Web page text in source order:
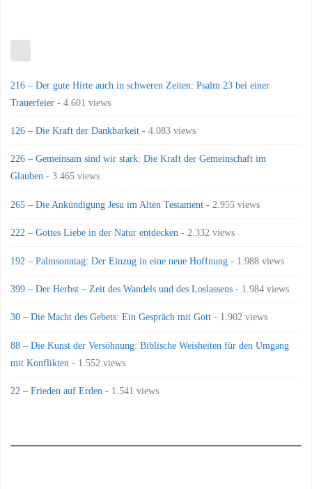
216 – Der gute Hirte auch in schweren Zeiten: Psalm 23 bei einer
Trauerfeier - 4.601 views
126 – Die Kraft der Dankbarkeit - 4.083 views
226 – Gemeinsam sind wir stark: Die Kraft der Gemeinschaft im
Glauben - 3.465 views
265 – Die Ankündigung Jesu im Alten Testament - 2.955 views
222 – Gottes Liebe in der Natur entdecken - 2.332 views
192 – Palmsonntag: Der Einzug in eine neue Hoffnung - 1.988 views
399 – Der Herbst – Zeit des Wandels und des Loslassens - 1.984 views
30 – Die Macht des Gebets: Ein Gespräch mit Gott - 1.902 views
88 – Die Kunst der Versöhnung: Biblische Weisheiten für den Umgang
mit Konflikten - 1.552 views
22 – Frieden auf Erden - 1.541 views